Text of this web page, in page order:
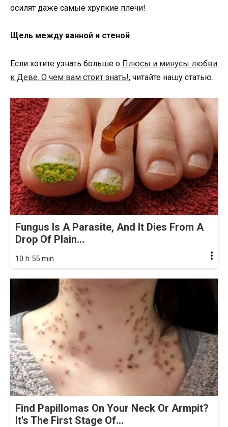
осилят даже самые хрупкие плечи!
Щель между ванной и стеной
Если хотите узнать больше о Плюсы и минусы любви
к Деве. О чем вам стоит знать!, читайте нашу статью.
Fungus Is A Parasite, And It Dies From A
Drop Of Plain...
10 h 55 min
Find Papillomas On Your Neck Or Armpit?
It's The First Stage Of...